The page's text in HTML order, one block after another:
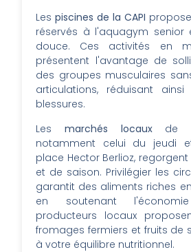
Lespiscines de la CAPI
réservés à l'aquagym
douce. Ces activités en
présentent l'avantage de
des groupes musculaires
articulations, réduisant
blessures.
Les marchés locauxde
notamment celui du jeudi
place Hector Berlioz,
et de saison. Privilégier les
garantit des aliments riches
en soutenant
producteurs locaux
fromages fermiers et fruits de
à votre équilibre nutritionnel.